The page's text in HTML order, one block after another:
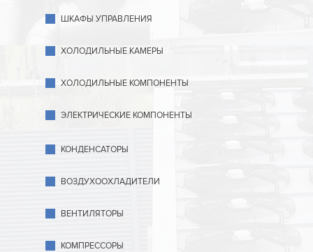
ШКАФЫ УПРАВЛЕНИЯ
ХОЛОДИЛЬНЫЕ КАМЕРЫ
ХОЛОДИЛЬНЫЕ КОМПОНЕНТЫ
ЭЛЕКТРИЧЕСКИЕ КОМПОНЕНТЫ
КОНДЕНСАТОРЫ
ВОЗДУХООХЛАДИТЕЛИ
ВЕНТИЛЯТОРЫ
КОМПРЕССОРЫ